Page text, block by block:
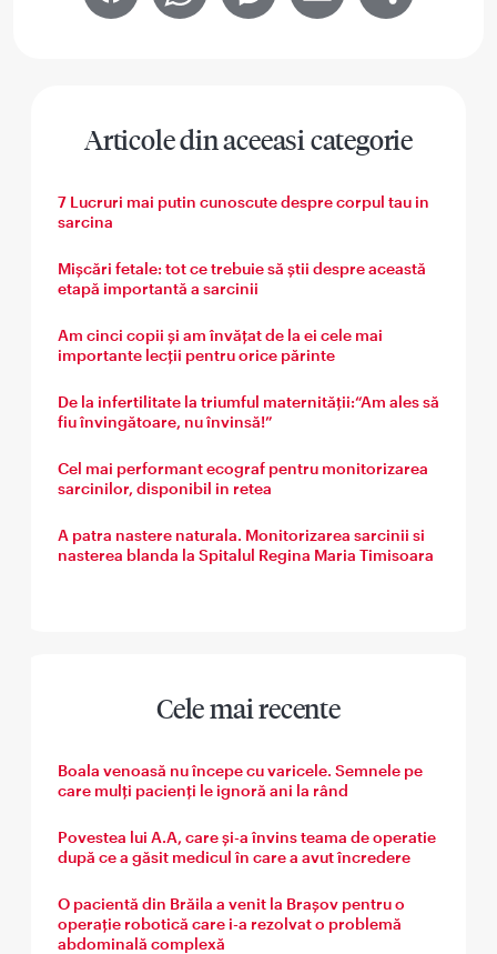
Articole din aceeasi categorie
7 Lucruri mai putin cunoscute despre corpul tau in
sarcina
Mișcări fetale: tot ce trebuie să știi despre această
etapă importantă a sarcinii
Am cinci copii și am învățat de la ei cele mai
importante lecții pentru orice părinte
De la infertilitate la triumful maternității:“Am ales să
fiu învingătoare, nu învinsă!”
Cel mai performant ecograf pentru monitorizarea
sarcinilor, disponibil in retea
A patra nastere naturala. Monitorizarea sarcinii si
nasterea blanda la Spitalul Regina Maria Timisoara
Cele mai recente
Boala venoasă nu începe cu varicele. Semnele pe
care mulți pacienți le ignoră ani la rând
Povestea lui A.A, care și-a învins teama de operatie
după ce a găsit medicul în care a avut încredere
O pacientă din Brăila a venit la Brașov pentru o
operație robotică care i-a rezolvat o problemă
abdominală complexă